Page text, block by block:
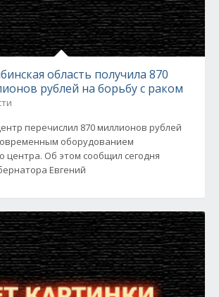
область получила 870
рублей на борьбу с раком
перечислил 870 миллионов рублей
оборудованием
центра. Об этом сообщил сегодня
Евгений